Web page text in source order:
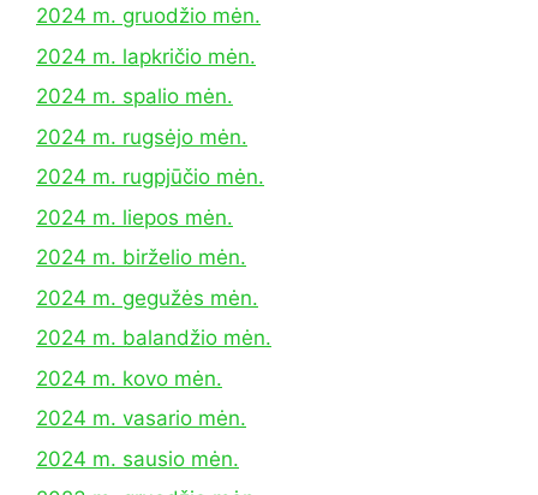
2024 m. gruodžio mėn.
2024 m. lapkričio mėn.
2024 m. spalio mėn.
2024 m. rugsėjo mėn.
2024 m. rugpjūčio mėn.
2024 m. liepos mėn.
2024 m. birželio mėn.
2024 m. gegužės mėn.
2024 m. balandžio mėn.
2024 m. kovo mėn.
2024 m. vasario mėn.
2024 m. sausio mėn.